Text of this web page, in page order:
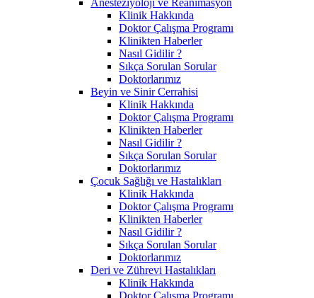
Klinik Hakkında
Doktor Çalışma Programı
Klinikten Haberler
Nasıl Gidilir ?
Sıkça Sorulan Sorular
Doktorlarımız
Beyin ve Sinir Cerrahisi
Klinik Hakkında
Doktor Çalışma Programı
Klinikten Haberler
Nasıl Gidilir ?
Sıkça Sorulan Sorular
Doktorlarımız
Çocuk Sağlığı ve Hastalıkları
Klinik Hakkında
Doktor Çalışma Programı
Klinikten Haberler
Nasıl Gidilir ?
Sıkça Sorulan Sorular
Doktorlarımız
Deri ve Zührevi Hastalıkları
Klinik Hakkında
Doktor Çalışma Programı